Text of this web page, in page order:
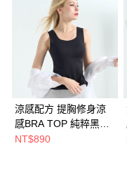
涼感配方 提胸修身涼
感BRA TOP 純粹黑
(M-3L)
NT$890